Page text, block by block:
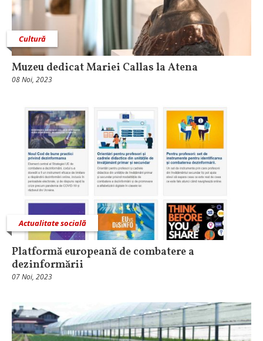
Cultură
Muzeu dedicat Mariei Callas la Atena
08 Noi, 2023
Actualitate socială
Platformă europeană de combatere a
dezinformării
07 Noi, 2023